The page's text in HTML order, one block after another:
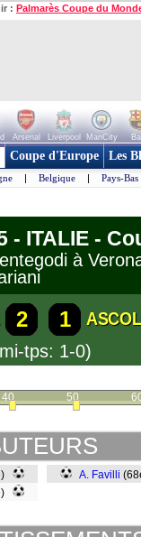
: Palmarès Coupe du
Arsenal Liverpool ManCity
Coupe d'Europe Les
| Belgique | Pays-Bas
- ITALIE -
à
2 1
tps: 1-0)
40 50
A. Favilli